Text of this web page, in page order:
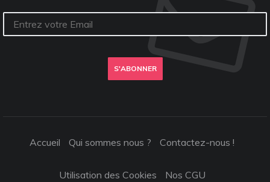
S'ABONNER
Accueil Qui sommes nous ? Contactez-nous !
Utilisation des Cookies Nos CGU